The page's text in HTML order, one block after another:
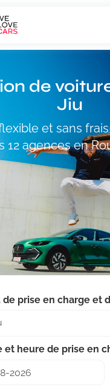
de
Jiu
et sans
12 agences en
de prise en charge et
et heure de prise en